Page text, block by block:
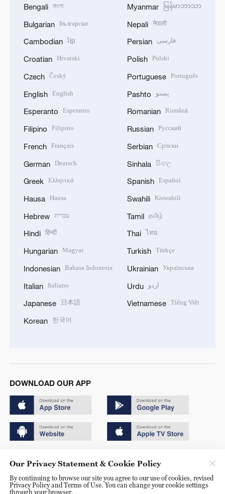
Bengali বাংলা
Bulgarian Български
Cambodian ខ្មែរ
Croatian Hrvatski
Czech Český
English English
Esperanto Esperanto
Filipino Filipino
French Français
German Deutsch
Greek Ελληνικά
Hausa Hausa
Hebrew עברית
Hindi हिन्दी
Hungarian Magyar
Indonesian Bahasa Indonesia
Italian Italiano
Japanese 日本語
Korean 한국어
Myanmar မြန်မာဘာသာ
Nepali नेपाली
Persian فارسی
Polish Polski
Portuguese Português
Pashto پښتو
Romanian Română
Russian Русский
Serbian Српски
Sinhala සිංහල
Spanish Español
Swahili Kiswahili
Tamil தமிழ்
Thai ไทย
Turkish Türkçe
Ukrainian Українська
Urdu اردو
Vietnamese Tiếng Việt
DOWNLOAD OUR APP
京ICP备20000184号
京公网安备 11010502050052号
Our Privacy Statement & Cookie Policy
By continuing to browse our site you agree to our use of cookies, revised
Privacy Policy and Terms of Use. You can change your cookie settings
through your browser.